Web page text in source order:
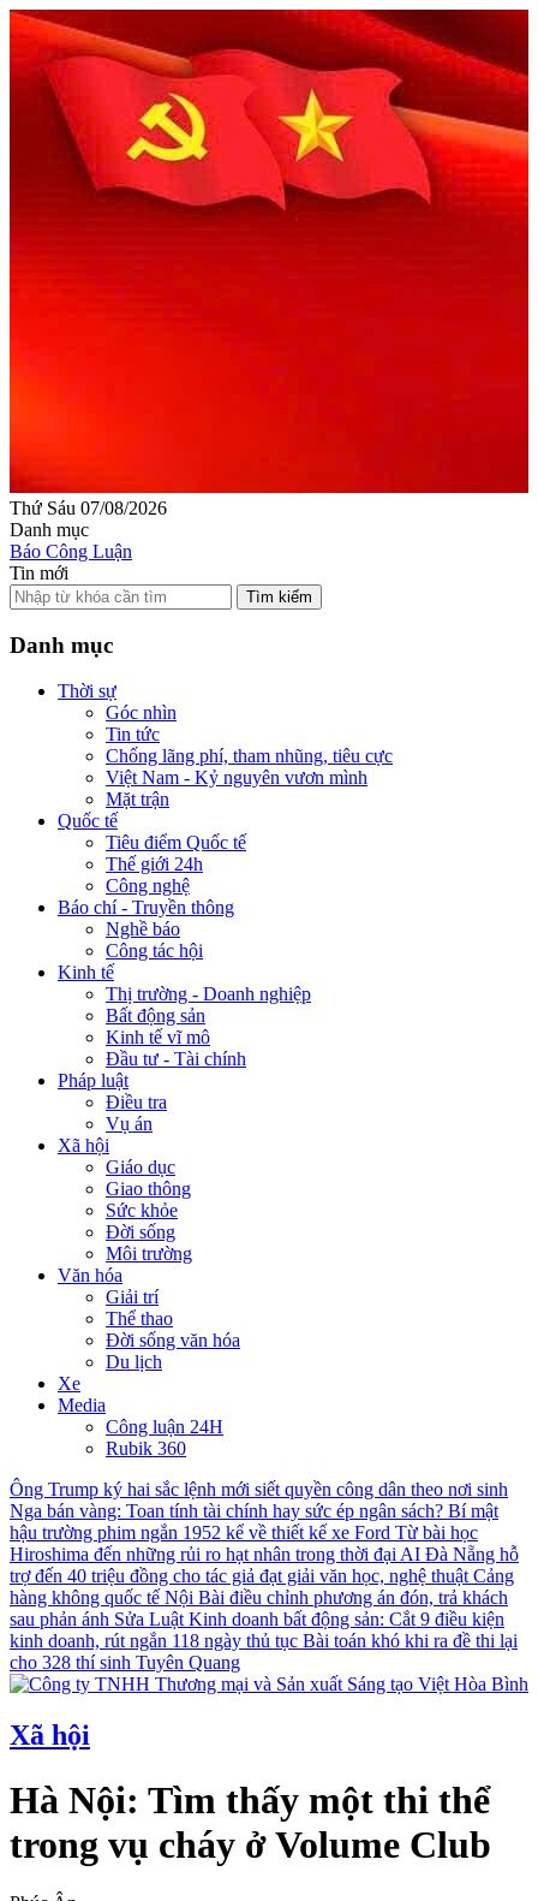
Thứ Sáu 07/08/2026
Danh mục
Báo Công Luận
Tin mới
Tìm kiếm
Danh mục
Thời sự
Góc nhìn
Tin tức
Chống lãng phí, tham nhũng, tiêu cực
Việt Nam - Kỷ nguyên vươn mình
Mặt trận
Quốc tế
Tiêu điểm Quốc tế
Thế giới 24h
Công nghệ
Báo chí - Truyền thông
Nghề báo
Công tác hội
Kinh tế
Thị trường - Doanh nghiệp
Bất động sản
Kinh tế vĩ mô
Đầu tư - Tài chính
Pháp luật
Điều tra
Vụ án
Xã hội
Giáo dục
Giao thông
Sức khỏe
Đời sống
Môi trường
Văn hóa
Giải trí
Thể thao
Đời sống văn hóa
Du lịch
Xe
Media
Công luận 24H
Rubik 360
Ông Trump ký hai sắc lệnh mới siết quyền công dân theo nơi sinh
Nga bán vàng: Toan tính tài chính hay sức ép ngân sách? Bí mật
hậu trường phim ngắn 1952 kể về thiết kế xe Ford Từ bài học
Hiroshima đến những rủi ro hạt nhân trong thời đại AI Đà Nẵng hỗ
trợ đến 40 triệu đồng cho tác giả đạt giải văn học, nghệ thuậtCảng
hàng không quốc tế Nội Bài điều chỉnh phương án đón, trả khách
sau phản ánh Sửa Luật Kinh doanh bất động sản: Cắt 9 điều kiện
kinh doanh, rút ngắn 118 ngày thủ tục Bài toán khó khi ra đề thi lại
cho 328 thí sinh Tuyên Quang
Xã hội
Hà Nội: Tìm thấy một thi thể
trong vụ cháy ở Volume Club